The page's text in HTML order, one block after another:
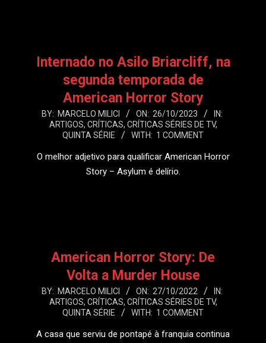
Internado no Asilo Briarcliff, na
segunda temporada de
American Horror Story
2023-
BY: MARCELO MILICI ON: 26/10/2023
IN:
ARTIGOS, CRÍTICAS, CRÍTICAS SÉRIES DE TV,
QUINTA SÉRIE
WITH: 1 COMMENT
O melhor adjetivo para qualificar American Horror
Story – Asylum é delírio.
American Horror Story: De
Volta a Murder House
2022-
BY: MARCELO MILICI ON: 27/10/2022
IN:
ARTIGOS, CRÍTICAS, CRÍTICAS SÉRIES DE TV,
QUINTA SÉRIE
WITH: 1 COMMENT
A casa que serviu de pontapé à franquia continua